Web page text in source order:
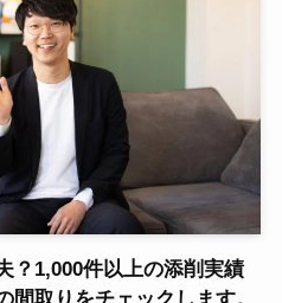
？1,000件以上の添削実績
取りをチェックします。